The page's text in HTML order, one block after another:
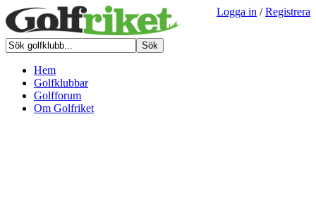
Logga in /Registrera
Hem
Golfklubbar
Golfforum
Om Golfriket